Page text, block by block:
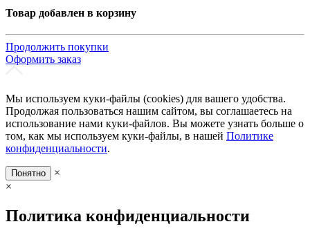
Товар добавлен в корзину
Продолжить покупки
Оформить заказ
Мы используем куки-файлы (cookies) для вашего удобства.
Продолжая пользоваться нашим сайтом, вы соглашаетесь на
использование нами куки-файлов. Вы можете узнать больше о
том, как мы используем куки-файлы, в нашей Политике
конфиденциальности.
Понятно
×
×
Политика конфиденциальности